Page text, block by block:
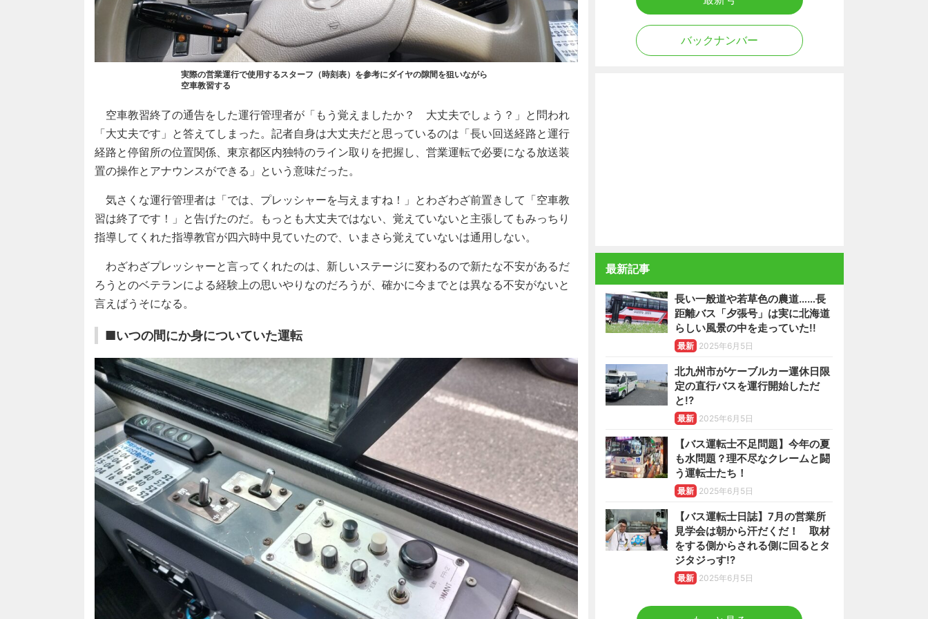
実際の営業運行で使用するスターフ（時刻表）を参考にダイヤの隙間を狙いながら
空車教習する
空車教習終了の通告をした運行管理者が「もう覚えましたか？ 大丈夫でしょう？」と問われ
「大丈夫です」と答えてしまった。記者自身は大丈夫だと思っているのは「長い回送経路と運行
経路と停留所の位置関係、東京都区内独特のライン取りを把握し、営業運転で必要になる放送装
置の操作とアナウンスができる」という意味だった。
気さくな運行管理者は「では、プレッシャーを与えますね！」とわざわざ前置きして「空車教
習は終了です！」と告げたのだ。もっとも大丈夫ではない、覚えていないと主張してもみっちり
指導してくれた指導教官が四六時中見ていたので、いまさら覚えていないは通用しない。
わざわざプレッシャーと言ってくれたのは、新しいステージに変わるので新たな不安があるだ
ろうとのベテランによる経験上の思いやりなのだろうが、確かに今までとは異なる不安がないと
言えばうそになる。
■いつの間にか身についていた運転
バックナンバー
最新記事
長い一般道や若草色の農道……長
距離バス「夕張号」は実に北海道
らしい風景の中を走っていた!!
最新 2025年6月5日
北九州市がケーブルカー運休日限
定の直行バスを運行開始しただ
と!?
最新 2025年6月5日
【バス運転士不足問題】今年の夏
も水問題？理不尽なクレームと闘
う運転士たち！
最新 2025年6月5日
【バス運転士日誌】7月の営業所
見学会は朝から汗だくだ！ 取材
をする側からされる側に回るとタ
ジタジっす!?
最新 2025年6月5日